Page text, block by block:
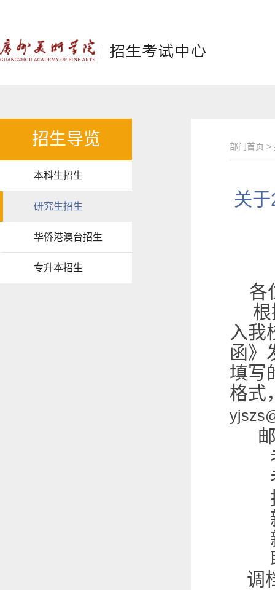
招生导览
本科生招生
研究生招生
华侨港澳台招生
专升本招生
部门首页 >
关
各
入我
函》
填写
格式
调